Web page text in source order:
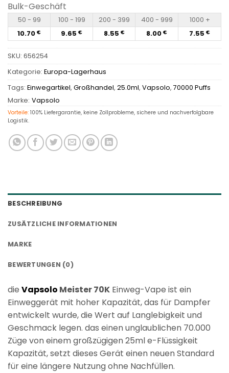
Bulk-Geschäft
50 - 99 100 - 199 200 - 399 400 - 999
1000 +
10.70 € 9.65 € 8.55 € 8.00 € 7.55 €
SKU: 656254
Kategorie: Europa-Lagerhaus
Tags: Einwegartikel, Großhandel, 25.0ml, Vapsolo, 70000 Puffs
Marke: Vapsolo
Vorteile: 100% Liefergarantie, keine Zollprobleme, sichere und nachverfolgbare
Logistik.
BESCHREIBUNG
ZUSÄTZLICHE INFORMATIONEN
MARKE
BEWERTUNGEN (0)
die Vapsolo Meister 70K Einweg-Vape ist ein
Einweggerät mit hoher Kapazität, das für Dampfer
entwickelt wurde, die Wert auf Langlebigkeit und
Geschmack legen. das einen unglaublichen 70.000
Züge von einem großzügigen25ml e-Flüssigkeit
Kapazität, setzt dieses Gerät einen neuen Standard
für eine längere Nutzung ohne Nachfüllen.